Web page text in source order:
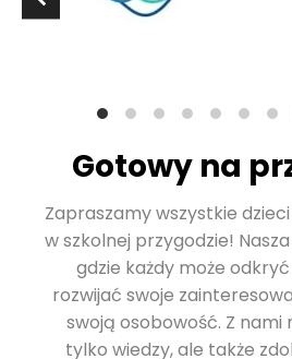
Gotowy na
Zapraszamy wszystkie dzieci
w szkolnej przygodzie!
gdzie każdy może
rozwijać swoje
swoją osobowość. Z nami
tylko wiedzy, ale także